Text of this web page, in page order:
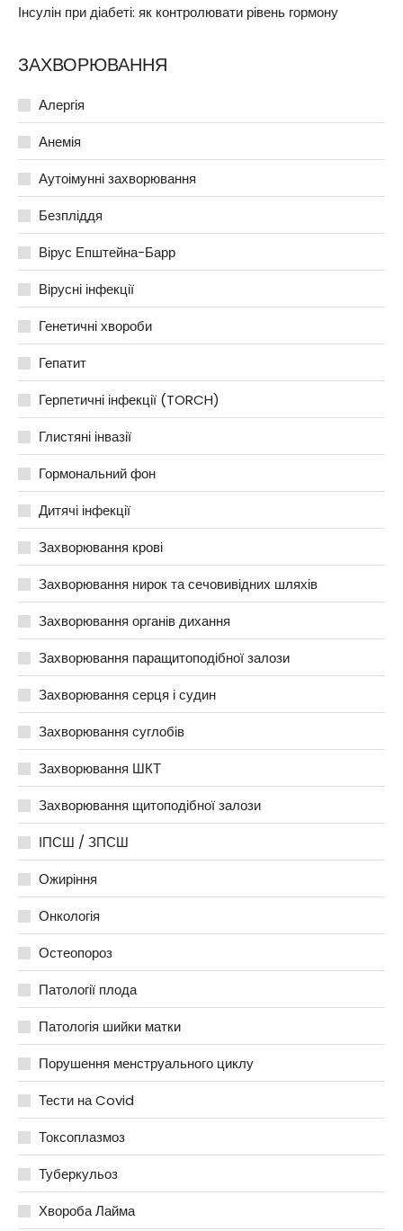
Інсулін при діабеті: як контролювати рівень гормону
ЗАХВОРЮВАННЯ
Алергія
Анемія
Аутоімунні захворювання
Безпліддя
Вірус Епштейна-Барр
Вірусні інфекції
Генетичні хвороби
Гепатит
Герпетичні інфекції (TORCH)
Глистяні інвазії
Гормональний фон
Дитячі інфекції
Захворювання крові
Захворювання нирок та сечовивідних шляхів
Захворювання органів дихання
Захворювання паращитоподібної залози
Захворювання серця і судин
Захворювання суглобів
Захворювання ШКТ
Захворювання щитоподібної залози
ІПСШ / ЗПСШ
Ожиріння
Онкологія
Остеопороз
Патології плода
Патологія шийки матки
Порушення менструального циклу
Тести на Covid
Токсоплазмоз
Туберкульоз
Хвороба Лайма